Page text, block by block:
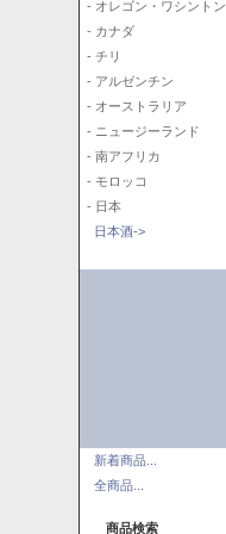
- オレゴン・ワシントン
- カナダ
- チリ
- アルゼンチン
- オーストラリア
- ニュージーランド
- 南アフリカ
- モロッコ
- 日本
日本酒->
新着商品...
全商品...
商品検索